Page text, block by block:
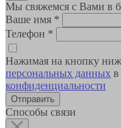
Мы свяжемся с Вами в
Ваше имя *
Телефон *
Нажимая на кнопку
персональных данных в
конфиденциальности
Способы связи